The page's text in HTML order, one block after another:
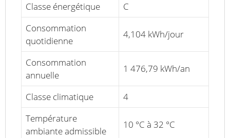
Classe énergétique
C
Consommation
quotidienne
4,104 kWh/jour
Consommation
annuelle
1 476,79 kWh/an
Classe climatique
4
Température
ambiante admissible
10 °C à 32 °C